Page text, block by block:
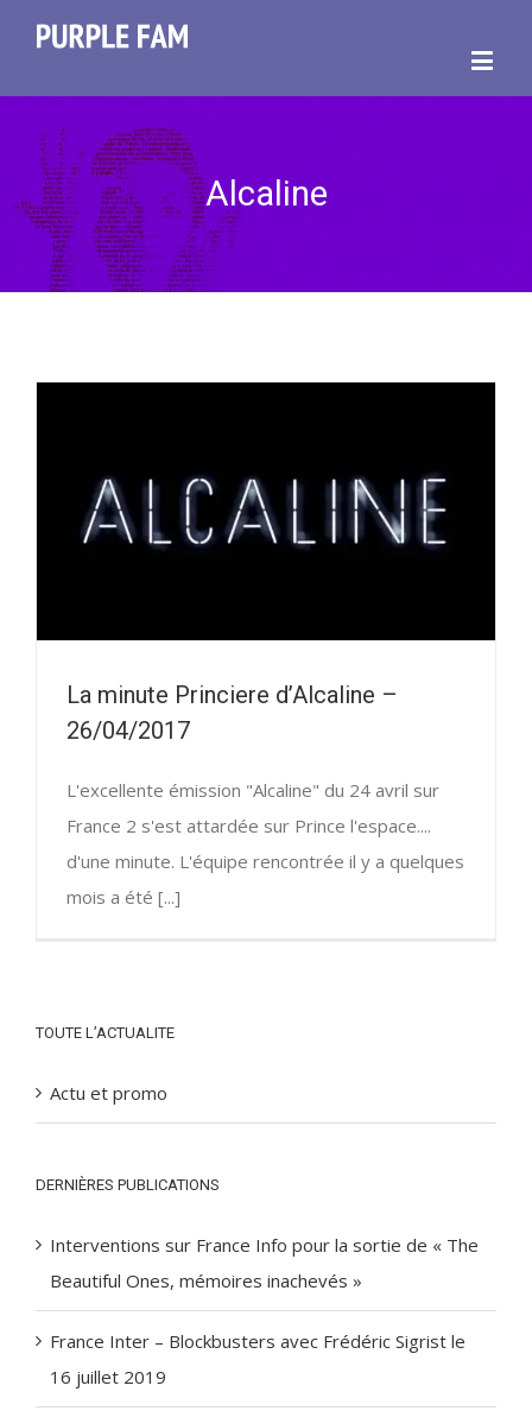
Alcaline
La minute Princiere d’Alcaline –
26/04/2017
L'excellente émission "Alcaline" du 24 avril sur
France 2 s'est attardée sur Prince l'espace....
d'une minute. L'équipe rencontrée il y a quelques
mois a été [...]
TOUTE L’ACTUALITE
Actu et promo
DERNIÈRES PUBLICATIONS
Interventions sur France Info pour la sortie de « The
Beautiful Ones, mémoires inachevés »
France Inter – Blockbusters avec Frédéric Sigrist le
16 juillet 2019